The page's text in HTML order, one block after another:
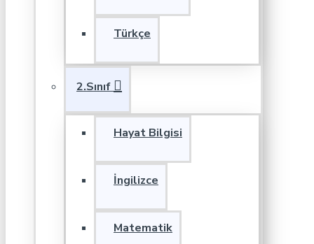
Türkçe
2.Sınıf
Hayat Bilgisi
İngilizce
Matematik